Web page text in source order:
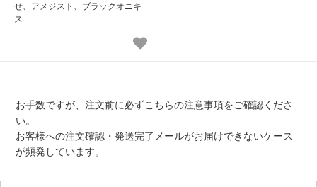
せ、アメジスト、ブラックオニキ
ス
お手数ですが、注文前に必ずこちらの注意事項をご確認くださ
い。
お客様への注文確認・発送完了メールがお届けできないケース
が頻発しています。